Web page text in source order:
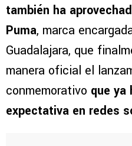
también ha
Puma, marca
Guadalajara, que
manera oficial el
conmemorativo que ya
expectativa en redes